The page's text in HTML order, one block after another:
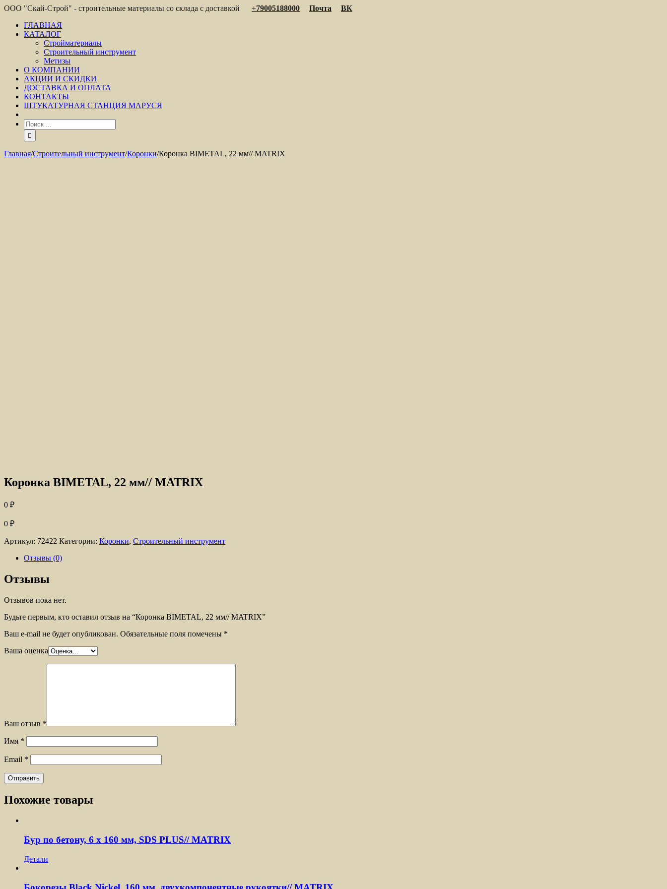
ООО "Скай-Строй" - строительные материалы со склада с доставкой +79005188000 Почта
ВК
ГЛАВНАЯ
КАТАЛОГ
Стройматериалы
Строительный инструмент
Метизы
О КОМПАНИИ
АКЦИИ И СКИДКИ
ДОСТАВКА И ОПЛАТА
КОНТАКТЫ
ШТУКАТУРНАЯ СТАНЦИЯ МАРУСЯ
Главная/Строительный инструмент/Коронки/Коронка BIMETAL, 22 мм// MATRIX
Коронка BIMETAL, 22 мм// MATRIX
0 ₽
0 ₽
Артикул: 72422 Категории: Коронки, Строительный инструмент
Отзывы (0)
Отзывы
Отзывов пока нет.
Будьте первым, кто оставил отзыв на “Коронка BIMETAL, 22 мм// MATRIX”
Ваш e-mail не будет опубликован. Обязательные поля помечены *
Ваша оценка
Ваш отзыв *
Имя *
Email *
Похожие товары
Бур по бетону, 6 x 160 мм, SDS PLUS// MATRIX
Детали